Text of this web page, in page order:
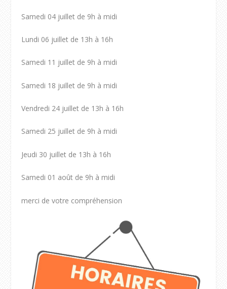
Samedi 04 juillet de 9h à midi
Lundi 06 juillet de 13h à 16h
Samedi 11 juillet de 9h à midi
Samedi 18 juillet de 9h à midi
Vendredi 24 juillet de 13h à 16h
Samedi 25 juillet de 9h à midi
Jeudi 30 juillet de 13h à 16h
Samedi 01 août de 9h à midi
merci de votre compréhension